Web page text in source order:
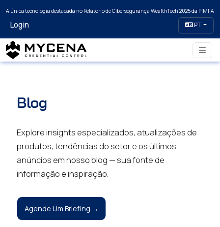
A única tecnologia destacada no Relatório de Cibersegurança WealthTech 2025 da PIMFA
Login PT
Blog
Explore insights especializados, atualizações de
produtos, tendências do setor e os últimos
anúncios em nosso blog — sua fonte de
informação e inspiração.
Agende Um Briefing →